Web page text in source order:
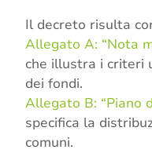
Il decreto risulta
Allegato A: “Nota
che illustra i criteri
dei fondi.
Allegato B: “Piano
specifica la
comuni.